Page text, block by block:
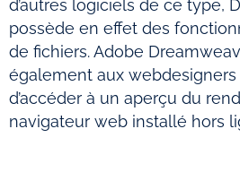
d’autres logiciels de ce type,
possède en effet des
de fichiers. Adobe
également aux
d’accéder à un aperçu du
navigateur web installé hors